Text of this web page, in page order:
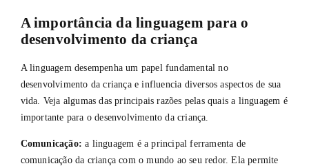
A importância da linguagem para o
desenvolvimento da criança
A linguagem desempenha um papel fundamental no
desenvolvimento da criança e influencia diversos aspectos de sua
vida. Veja algumas das principais razões pelas quais a linguagem é
importante para o desenvolvimento da criança.
Comunicação: a linguagem é a principal ferramenta de
comunicação da criança com o mundo ao seu redor. Ela permite